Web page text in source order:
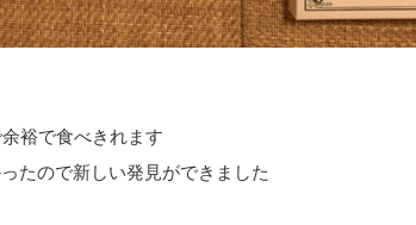
裕で食べきれます
たので新しい発見ができました